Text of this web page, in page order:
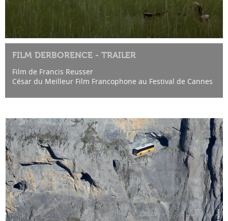
FILM DERBORENCE - TRAILER
Film de Francis Reusser
César du Meilleur Film Francophone au Festival de Cannes
D'après le roman de Charles-Ferdinan Ramuz